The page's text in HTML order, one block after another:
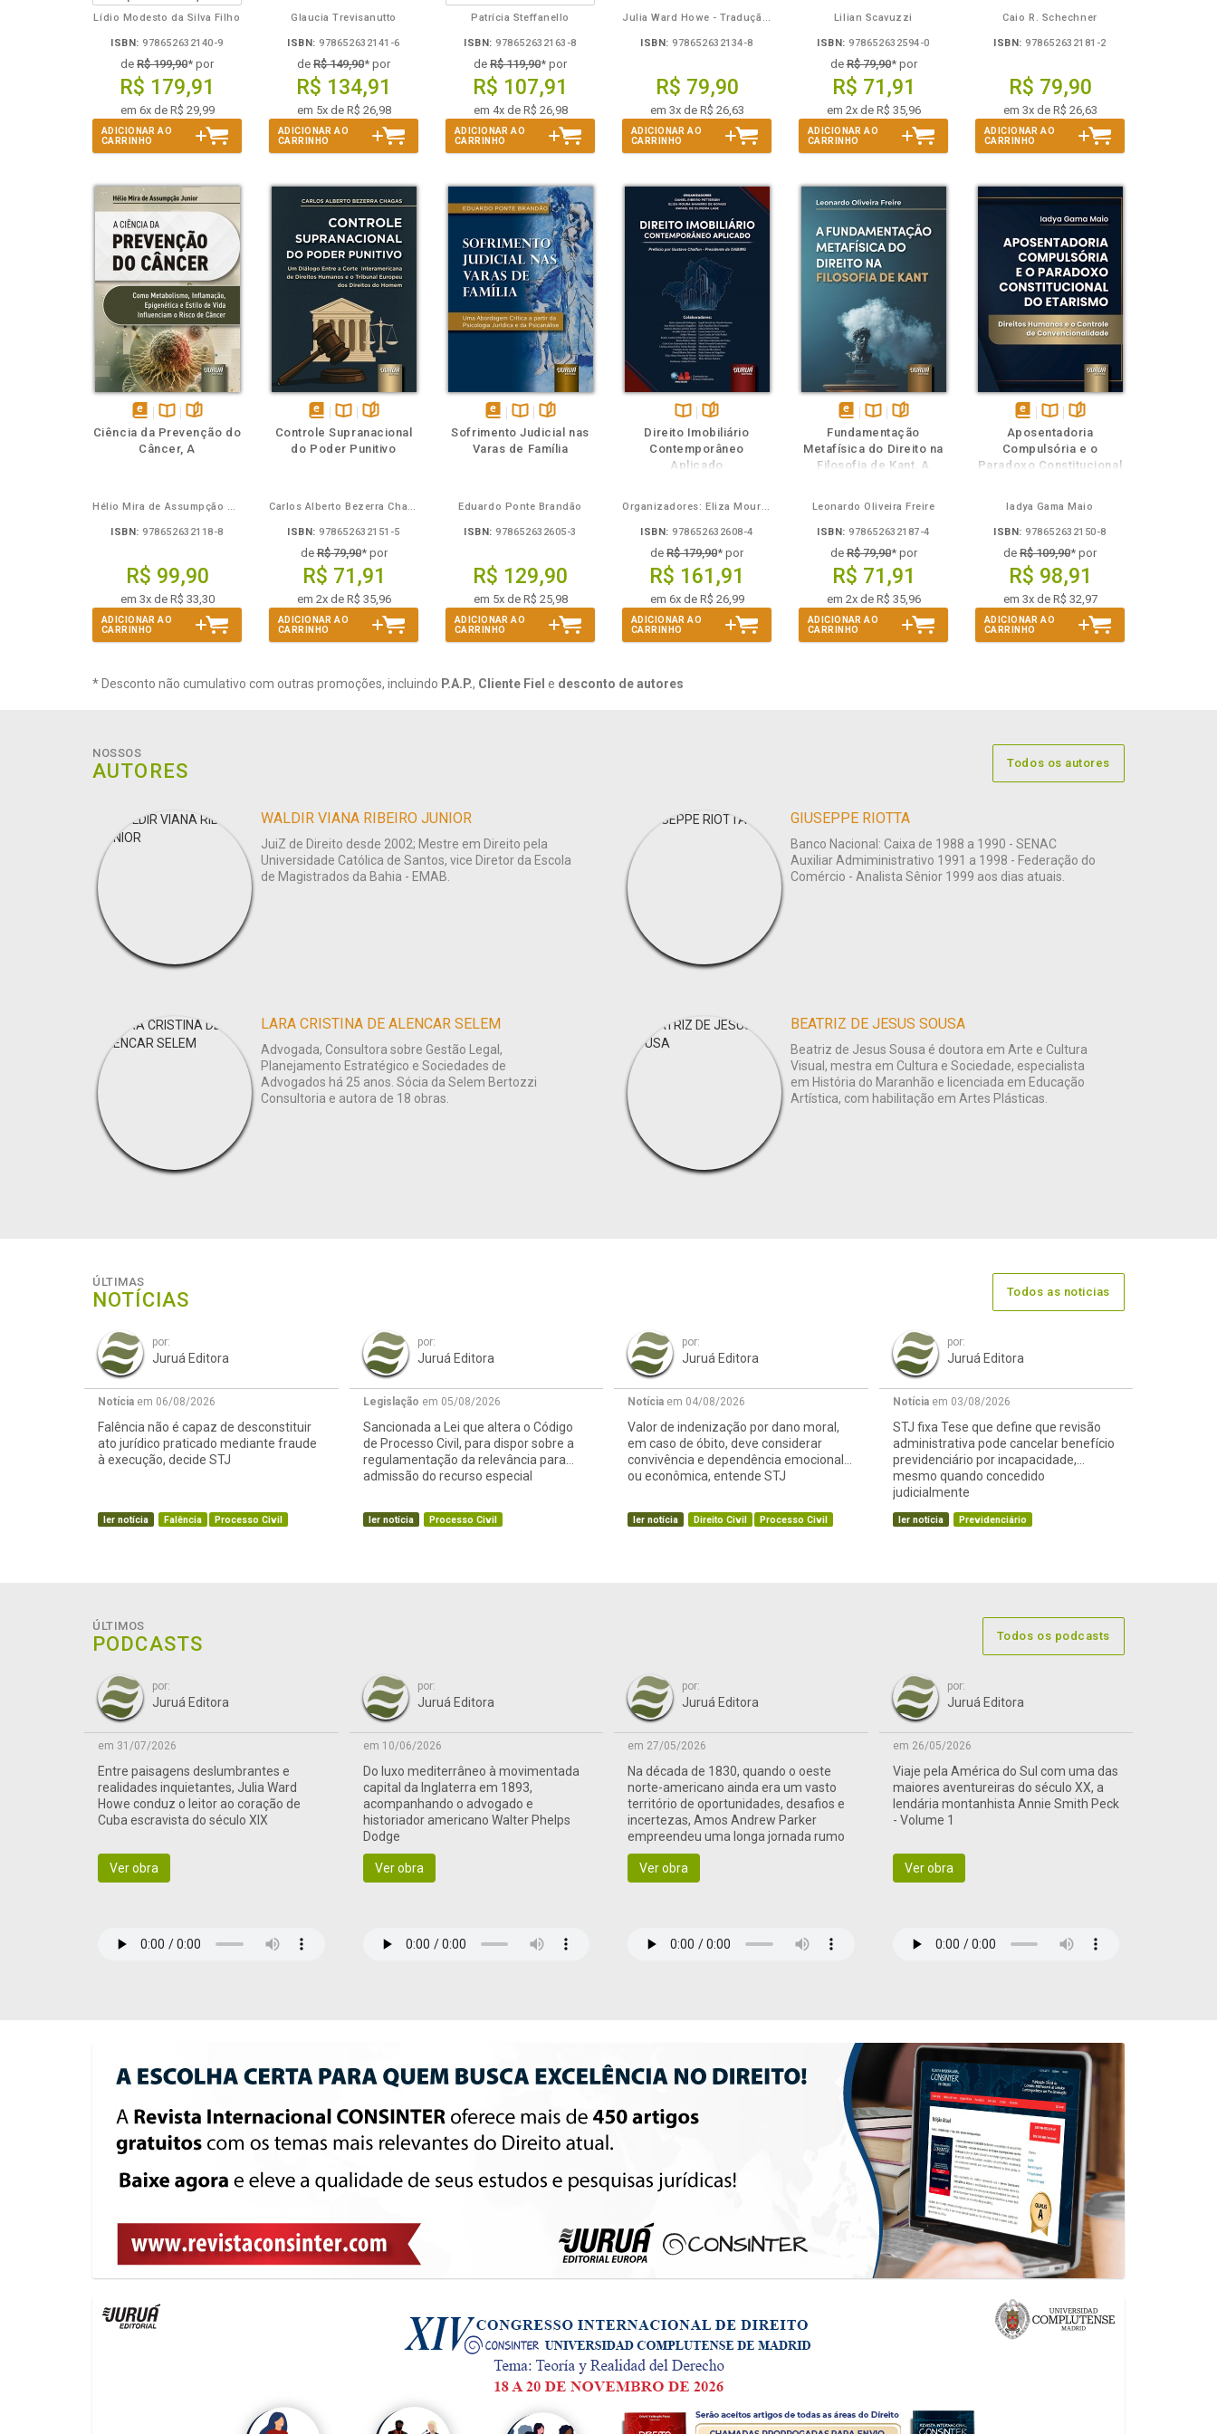
Lídio Modesto da Silva Filho
ISBN: 978652632140-9
de R$ 199,90* por
R$ 179,91
em 6x de R$ 29,99
ADICIONAR AO
CARRINHO
Glaucia Trevisanutto
ISBN: 978652632141-6
de R$ 149,90* por
R$ 134,91
em 5x de R$ 26,98
ADICIONAR AO
CARRINHO
Patrícia Steffanello
ISBN: 978652632163-8
de R$ 119,90* por
R$ 107,91
em 4x de R$ 26,98
ADICIONAR AO
CARRINHO
Julia Ward Howe - Tradução: Osvaldo Ferreira de Carvalho
ISBN: 978652632134-8
R$ 79,90
em 3x de R$ 26,63
ADICIONAR AO
CARRINHO
Lilian Scavuzzi
ISBN: 978652632594-0
deR$ 79,90* por
R$ 71,91
em 2x de R$ 35,96
ADICIONAR AO
CARRINHO
Caio R. Schechner
ISBN: 978652632181-2
R$ 79,90
em 3x de R$ 26,63
ADICIONAR AO
CARRINHO
disponível
em
Disponível
na
páginas
Ciência da Prevenção do
Câncer, A
Hélio Mira de Assumpção Junior
ISBN: 978652632118-8
R$ 99,90
em 3x de R$ 33,30
ADICIONAR AO
CARRINHO
disponível
em
Disponível
na
páginas
Controle Supranacional
do Poder Punitivo
Carlos Alberto Bezerra Chagas
ISBN: 978652632151-5
deR$ 79,90* por
R$ 71,91
em 2x de R$ 35,96
ADICIONAR AO
CARRINHO
disponível
em
Disponível
na
páginas
Sofrimento Judicial nas
Varas de Família
Eduardo Ponte Brandão
ISBN: 978652632605-3
R$ 129,90
em 5x de R$ 25,98
ADICIONAR AO
CARRINHO
Disponível
na
B.V.
páginas
Direito Imobiliário
Contemporâneo
Aplicado
Organizadores: Eliza Moura Navarro de Novaes, Rafael de Oliveira Lage, Daniel Ribeiro Pettersen
ISBN: 978652632608-4
de R$ 179,90* por
R$ 161,91
em 6x de R$ 26,99
ADICIONAR AO
CARRINHO
Também
disponível
em
eBook
Disponível
na
B.V.
páginas
Fundamentação
Metafísica do Direito na
Filosofia de Kant, A
Leonardo Oliveira Freire
ISBN: 978652632187-4
deR$ 79,90* por
R$ 71,91
em 2x de R$ 35,96
ADICIONAR AO
CARRINHO
Também
disponível
em
eBook
Disponível
na
B.V.
páginas
Aposentadoria
Compulsória e o
Paradoxo Constitucional
Iadya Gama Maio
ISBN: 978652632150-8
de R$ 109,90* por
R$ 98,91
em 3x de R$ 32,97
ADICIONAR AO
CARRINHO
* Desconto não cumulativo com outras promoções, incluindo P.A.P., Cliente Fiel e desconto de autores
NOSSOS
AUTORES Todos os autores
WALDIR VIANA RIBEIRO JUNIOR
JuiZ de Direito desde 2002; Mestre em Direito pela
Universidade Católica de Santos, vice Diretor da Escola
de Magistrados da Bahia - EMAB.
GIUSEPPE RIOTTA
Banco Nacional: Caixa de 1988 a 1990 - SENAC
Auxiliar Admiministrativo 1991 a 1998 - Federação do
Comércio - Analista Sênior 1999 aos dias atuais.
LARA CRISTINA DE ALENCAR SELEM
Advogada, Consultora sobre Gestão Legal,
Planejamento Estratégico e Sociedades de
Advogados há 25 anos. Sócia da Selem Bertozzi
Consultoria e autora de 18 obras.
BEATRIZ DE JESUS SOUSA
Beatriz de Jesus Sousa é doutora em Arte e Cultura
Visual, mestra em Cultura e Sociedade, especialista
em História do Maranhão e licenciada em Educação
Artística, com habilitação em Artes Plásticas.
ÚLTIMAS
NOTÍCIAS Todos as noticias
por:
Juruá Editora
Notícia em 06/08/2026
Falência não é capaz de desconstituir
ato jurídico praticado mediante fraude
à execução, decide STJ
ler notícia Falência Processo Civil
por:
Juruá Editora
Legislação em 05/08/2026
Sancionada a Lei que altera o Código
de Processo Civil, para dispor sobre a
regulamentação da relevância para
admissão do recurso especial
ler notícia Processo Civil
por:
Juruá Editora
Notícia em 04/08/2026
Valor de indenização por dano moral,
em caso de óbito, deve considerar
convivência e dependência emocional
ou econômica, entende STJ
ler notícia Direito Civil Processo Civil
por:
Juruá Editora
Notíciaem 03/08/2026
STJ fixa Tese que define que revisão
administrativa pode cancelar benefício
previdenciário por incapacidade,
mesmo quando concedido
judicialmente
ler notícia Previdenciário
ÚLTIMOS
PODCASTS Todos os podcasts
por:
Juruá Editora
em 31/07/2026
Entre paisagens deslumbrantes e
realidades inquietantes, Julia Ward
Howe conduz o leitor ao coração de
Cuba escravista do século XIX
Ver obra
por:
Juruá Editora
em 10/06/2026
Do luxo mediterrâneo à movimentada
capital da Inglaterra em 1893,
acompanhando o advogado e
historiador americano Walter Phelps
Dodge
Ver obra
por:
Juruá Editora
em 27/05/2026
Na década de 1830, quando o oeste
norte-americano ainda era um vasto
território de oportunidades, desafios e
incertezas, Amos Andrew Parker
empreendeu uma longa jornada rumo
às terras de fronteira
Ver obra
por:
Juruá Editora
em 26/05/2026
Viaje pela América do Sul com uma das
maiores aventureiras do século XX, a
lendária montanhista Annie Smith Peck
- Volume 1
Ver obra